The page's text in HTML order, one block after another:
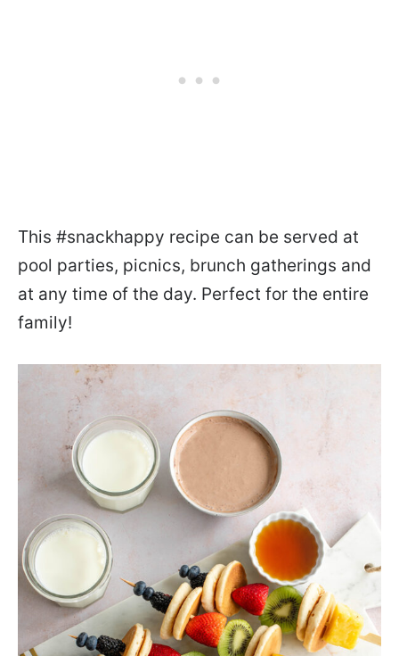
This #snackhappy recipe can be served at
pool parties, picnics, brunch gatherings and
at any time of the day. Perfect for the entire
family!